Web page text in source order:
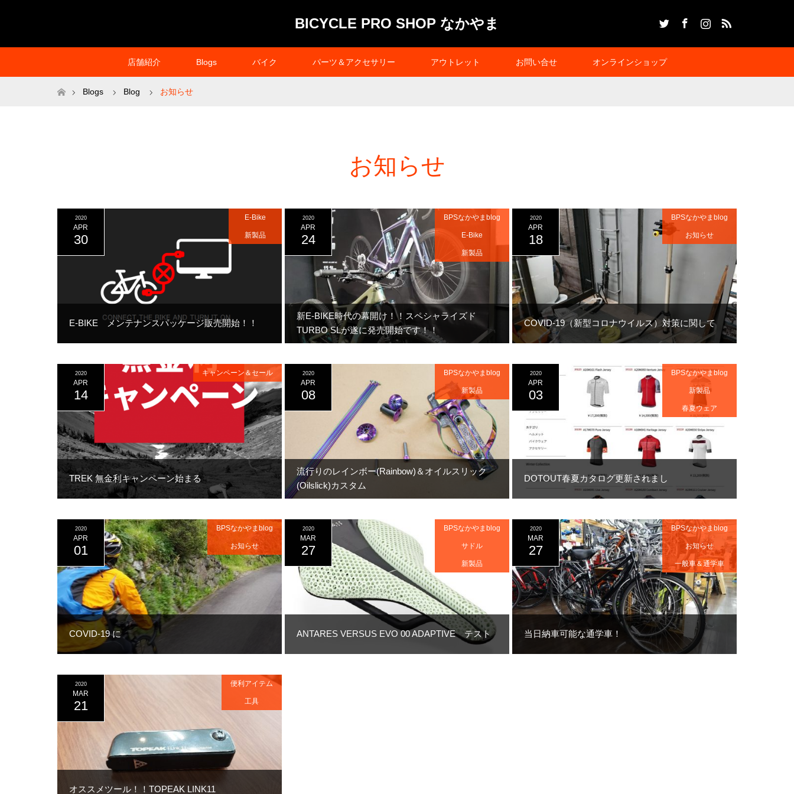
BICYCLE PRO SHOP なかやま
店舗紹介 Blogs バイク パーツ＆アクセサリー アウトレット お問い合せ オンラインショップ
ホームBlogs Blog お知らせ
お知らせ
E-BIKE メンテナンスパッケージ販売開始！！
2020
APR
30
E-Bike
新製品
新E-BIKE時代の幕開け！！スペシャライズド
TURBO SLが遂に発売開始です！！
2020
APR
24
BPSなかやまblog
E-Bike
新製品
COVID-19（新型コロナウイルス）対策に関して
2020
APR
18
BPSなかやまblog
お知らせ
TREK 無金利キャンペーン始まる
2020
APR
14
キャンペーン＆セール
流行りのレインボー(Rainbow)＆オイルスリック
(Oilslick)カスタム
2020
APR
08
BPSなかやまblog
新製品
DOTOUT春夏カタログ更新されまし
2020
APR
03
BPSなかやまblog
新製品
春夏ウェア
COVID-19 に
2020
APR
01
BPSなかやまblog
お知らせ
ANTARES VERSUS EVO 00 ADAPTIVE テスト
2020
MAR
27
BPSなかやまblog
サドル
新製品
当日納車可能な通学車！
2020
MAR
27
BPSなかやまblog
お知らせ
一般車＆通学車
オススメツール！！TOPEAK LINK11
2020
MAR
21
便利アイテム
工具